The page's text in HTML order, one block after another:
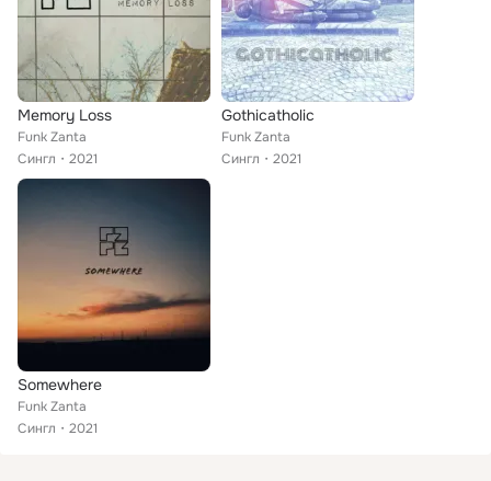
Memory Loss
Funk Zanta
Сингл
2021
Gothicatholic
Funk Zanta
Сингл
2021
Somewhere
Funk Zanta
Сингл
2021